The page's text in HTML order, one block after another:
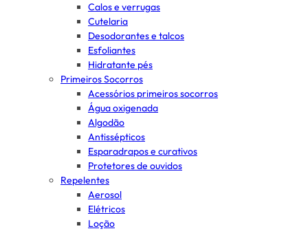
Calos e verrugas
Cutelaria
Desodorantes e talcos
Esfoliantes
Hidratante pés
Primeiros Socorros
Acessórios primeiros socorros
Água oxigenada
Algodão
Antissépticos
Esparadrapos e curativos
Protetores de ouvidos
Repelentes
Aerosol
Elétricos
Loção